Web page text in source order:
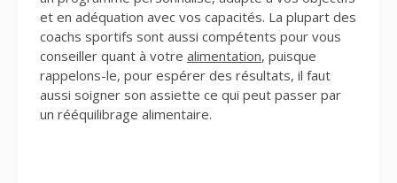
et en adéquation avec vos capacités. La plupart des
coachs sportifs sont aussi compétents pour vous
conseiller quant à votre alimentation, puisque
rappelons-le, pour espérer des résultats, il faut
aussi soigner son assiette ce qui peut passer par
un rééquilibrage alimentaire.